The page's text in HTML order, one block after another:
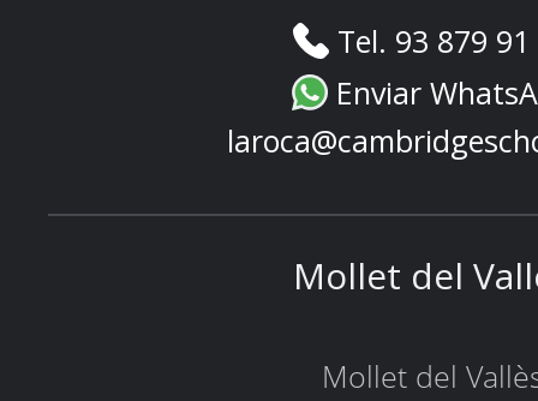
Tel. 93 879
Enviar
Mollet del
Mollet del